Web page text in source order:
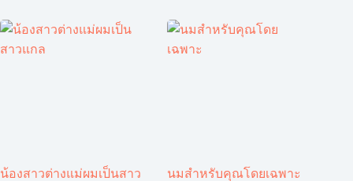
น้องสาวต่างแม่ผมเป็นสาว
นมสำหรับคุณโดยเฉพาะ